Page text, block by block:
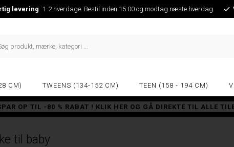
levering 1-2 hverdage. Bestil inden 15:00 og modtag næste hverdag
CM) TWEENS (134-152 CM) TEEN (158 - 194 CM)
OP TIL -80 % RABAT ! KLIK HER OG GÅ DIREKTE TIL ALLE
til baby